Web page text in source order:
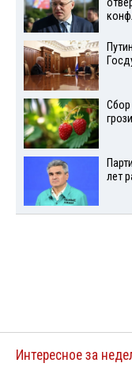
Сбор
лет
Интересное за